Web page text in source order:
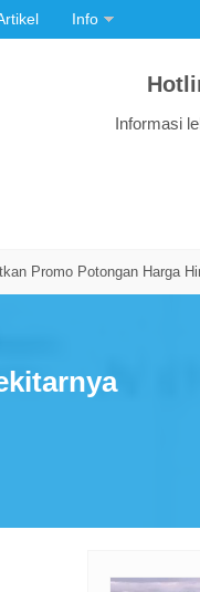
Info
Informasi
Potongan Harga Hingga